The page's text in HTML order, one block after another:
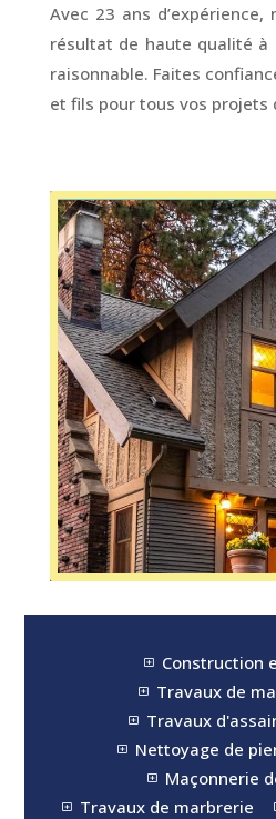
Avec 23 ans
résultat de haute qualité
raisonnable. Faites
et fils pour tous vos projets
Y Construction
Y Travaux de
Y Travaux
Y Nettoyage de
Y Maçonnerie
Y Travaux de marbrerie